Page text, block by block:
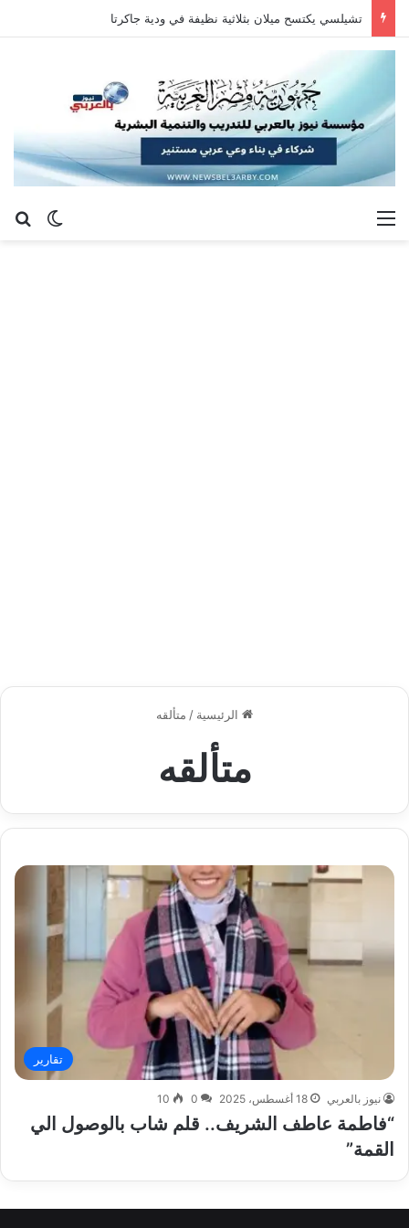
تشيلسي يكتسح ميلان بثلاثية نظيفة في ودية جاكرتا
الوضع القائمة
الرئيسية / متألقه
متألقه
تقارير
نيوز بالعربي 18 أغسطس، 2025 0
10
“فاطمة عاطف الشريف.. قلم شاب بالوصول الي
القمة”